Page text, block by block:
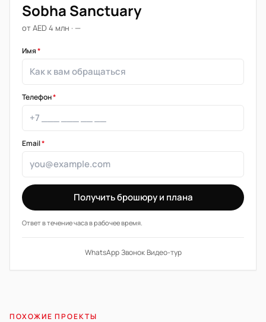
Sobha Sanctuary
от AED 4 млн · —
Имя*
Телефон*
Email*
Получить брошюру и плана
Ответ в течение часа в рабочее время.
WhatsApp·Звонок·Видео-тур
ПОХОЖИЕ ПРОЕКТЫ